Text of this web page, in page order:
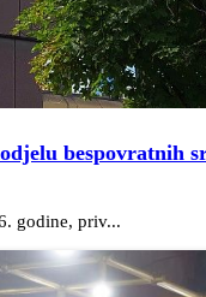
bespovratnih
godine, priv...